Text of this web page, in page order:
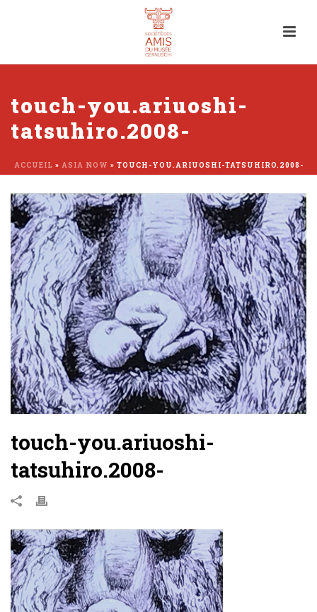
touch-you.ariuoshi-
tatsuhiro.2008-
ACCUEIL » ASIA NOW » TOUCH-YOU.ARIUOSHI-TATSUHIRO.2008-
touch-you.ariuoshi-
tatsuhiro.2008-